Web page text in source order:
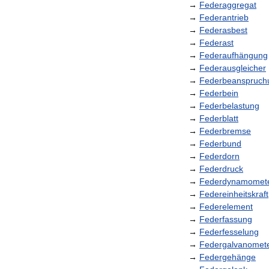
→ Federaggregat
→ Federantrieb
→ Federasbest
→ Federast
→ Federaufhängung
→ Federausgleicher
→
→ Federbein
→ Federbelastung
→ Federblatt
→ Federbremse
→ Federbund
→ Federdorn
→ Federdruck
→
→ Federeinheitskraft
→ Federelement
→ Federfassung
→ Federfesselung
→
→ Federgehänge